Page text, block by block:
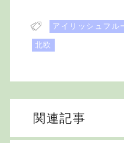
アイリッシュフル
北欧
関連記事